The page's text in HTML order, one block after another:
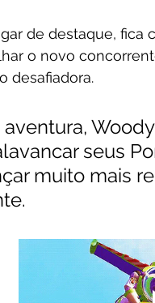
de destaque, fica
o novo
desafiadora.
seus
muito mais